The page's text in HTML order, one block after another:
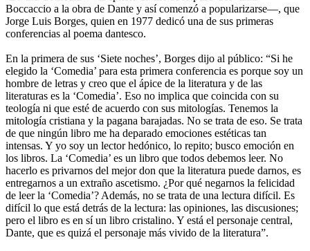
Boccaccio a la obra de Dante y así comenzó a popularizarse—, que
Jorge Luis Borges, quien en 1977 dedicó una de sus primeras
conferencias al poema dantesco.
En la primera de sus ‘Siete noches’, Borges dijo al público: “Si he
elegido la ‘Comedia’ para esta primera conferencia es porque soy un
hombre de letras y creo que el ápice de la literatura y de las
literaturas es la ‘Comedia’. Eso no implica que coincida con su
teología ni que esté de acuerdo con sus mitologías. Tenemos la
mitología cristiana y la pagana barajadas. No se trata de eso. Se trata
de que ningún libro me ha deparado emociones estéticas tan
intensas. Y yo soy un lector hedónico, lo repito; busco emoción en
los libros. La ‘Comedia’ es un libro que todos debemos leer. No
hacerlo es privarnos del mejor don que la literatura puede darnos, es
entregarnos a un extraño ascetismo. ¿Por qué negarnos la felicidad
de leer la ‘Comedia’? Además, no se trata de una lectura difícil. Es
difícil lo que está detrás de la lectura: las opiniones, las discusiones;
pero el libro es en sí un libro cristalino. Y está el personaje central,
Dante, que es quizá el personaje más vivido de la literatura”.